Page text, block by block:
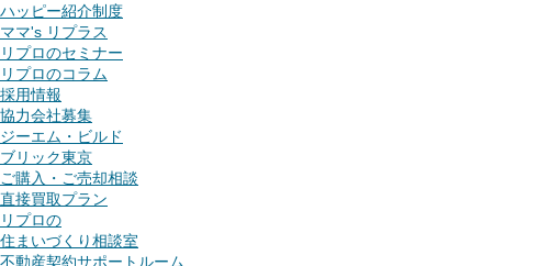
ハッピー紹介制度
ママ's リプラス
リプロのセミナー
リプロのコラム
採用情報
協力会社募集
ジーエム・ビルド
ブリック東京
ご購入・ご売却相談
直接買取プラン
リプロの
住まいづくり相談室
不動産契約サポートルーム